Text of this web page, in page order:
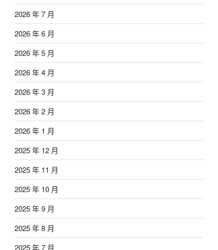
2026 年 7 月
2026 年 6 月
2026 年 5 月
2026 年 4 月
2026 年 3 月
2026 年 2 月
2026 年 1 月
2025 年 12 月
2025 年 11 月
2025 年 10 月
2025 年 9 月
2025 年 8 月
2025 年 7 月